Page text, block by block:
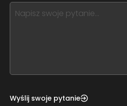
this,
leave
Wyślij swoje pytanie